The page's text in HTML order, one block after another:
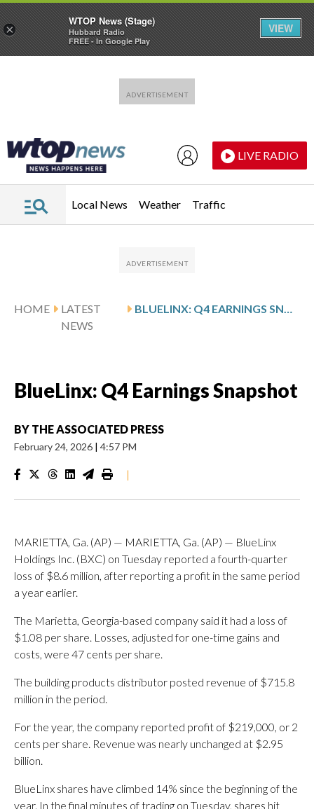
LIVE RADIO
Local News Weather Traffic
HOME
LATEST
NEWS
BLUELINX: Q4 EARNINGS SNAPSHOT
BlueLinx: Q4 Earnings Snapshot
BY THE ASSOCIATED PRESS
February 24, 2026 | 4:57 PM
|
MARIETTA, Ga. (AP) — MARIETTA, Ga. (AP) — BlueLinx
Holdings Inc. (BXC) on Tuesday reported a fourth-quarter
loss of $8.6 million, after reporting a profit in the same period
a year earlier.
The Marietta, Georgia-based company said it had a loss of
$1.08 per share. Losses, adjusted for one-time gains and
costs, were 47 cents per share.
The building products distributor posted revenue of $715.8
million in the period.
For the year, the company reported profit of $219,000, or 2
cents per share. Revenue was nearly unchanged at $2.95
billion.
BlueLinx shares have climbed 14% since the beginning of the
year. In the final minutes of trading on Tuesday, shares hit
×
WTOP News (Stage)
Hubbard Radio
FREE - In Google Play
VIEW